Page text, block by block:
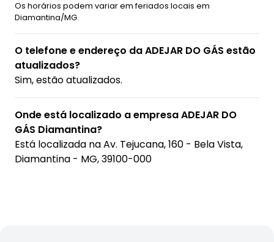
Os horários podem variar em feriados locais em
Diamantina/MG.
O telefone e endereço da ADEJAR DO GÁS estão
atualizados?
Sim, estão atualizados.
Onde está localizado a empresa ADEJAR DO
GÁS Diamantina?
Está localizada naAv. Tejucana, 160 - Bela Vista,
Diamantina - MG, 39100-000